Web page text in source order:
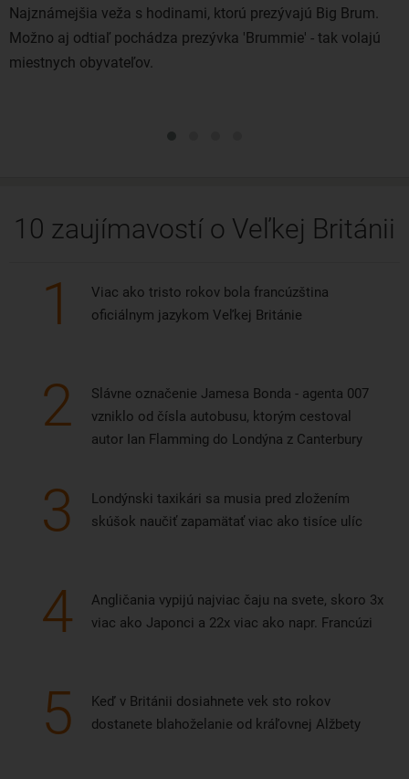
Najznámejšia veža s hodinami, ktorú prezývajú Big Brum.
Možno aj odtiaľ pochádza prezývka 'Brummie' - tak volajú
miestnych obyvateľov.
10 zaujímavostí o Veľkej Británii
1
Viac ako tristo rokov bola francúzština
oficiálnym jazykom Veľkej Británie
2
Slávne označenie Jamesa Bonda - agenta 007
vzniklo od čísla autobusu, ktorým cestoval
autor Ian Flamming do Londýna z Canterbury
3
Londýnski taxikári sa musia pred zložením
skúšok naučiť zapamätať viac ako tisíce ulíc
4
Angličania vypijú najviac čaju na svete, skoro 3x
viac ako Japonci a 22x viac ako napr. Francúzi
5
Keď v Británii dosiahnete vek sto rokov
dostanete blahoželanie od kráľovnej Alžbety